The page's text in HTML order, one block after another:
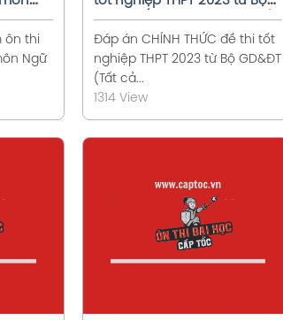
ôn thi
Ngữ
GD&ĐT (Tất cả các môn trắc
nghiệm)
Đáp án CHÍNH THỨC đề thi tốt
nghiệp THPT 2023 từ Bộ GD&ĐT
(Tất cả...
1314 View
Xem chi tiết